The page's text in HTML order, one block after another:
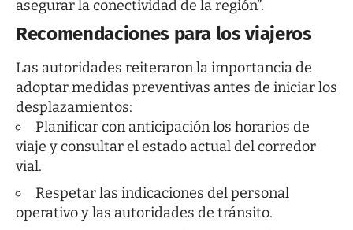
asegurar la conectividad de la región”.
Recomendaciones para los viajeros
Las autoridades reiteraron la importancia de
adoptar medidas preventivas antes de iniciar los
desplazamientos:
Planificar con anticipación los horarios de
viaje y consultar el estado actual del corredor
vial.
Respetar las indicaciones del personal
operativo y las autoridades de tránsito.